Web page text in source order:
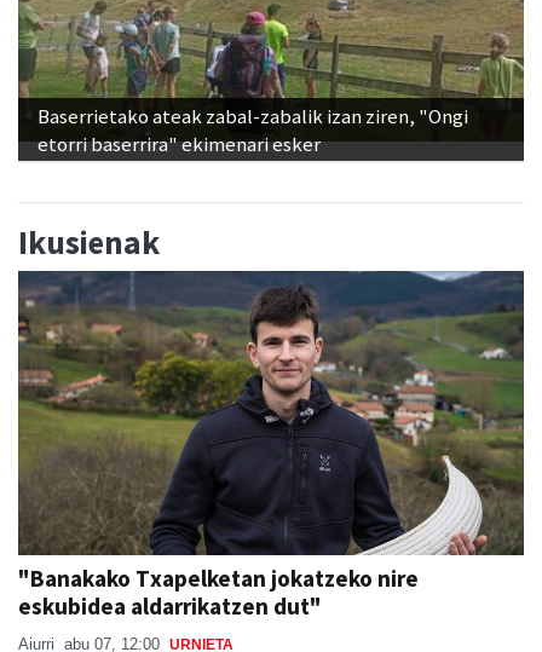
Baserrietako ateak zabal-zabalik izan ziren, "Ongi
etorri baserrira" ekimenari esker
Ikusienak
"Banakako Txapelketan jokatzeko nire
eskubidea aldarrikatzen dut"
Aiurri abu 07, 12:00 URNIETA